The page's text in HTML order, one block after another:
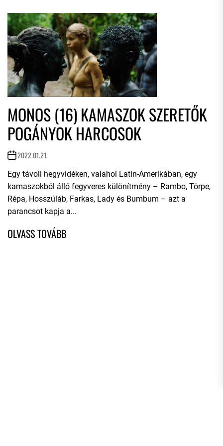
MONOS (16) KAMASZOK SZERETŐK
POGÁNYOK HARCOSOK
2022.01.21.
Egy távoli hegyvidéken, valahol Latin-Amerikában, egy
kamaszokból álló fegyveres különítmény – Rambo, Törpe,
Répa, Hosszúláb, Farkas, Lady és Bumbum – azt a
parancsot kapja a...